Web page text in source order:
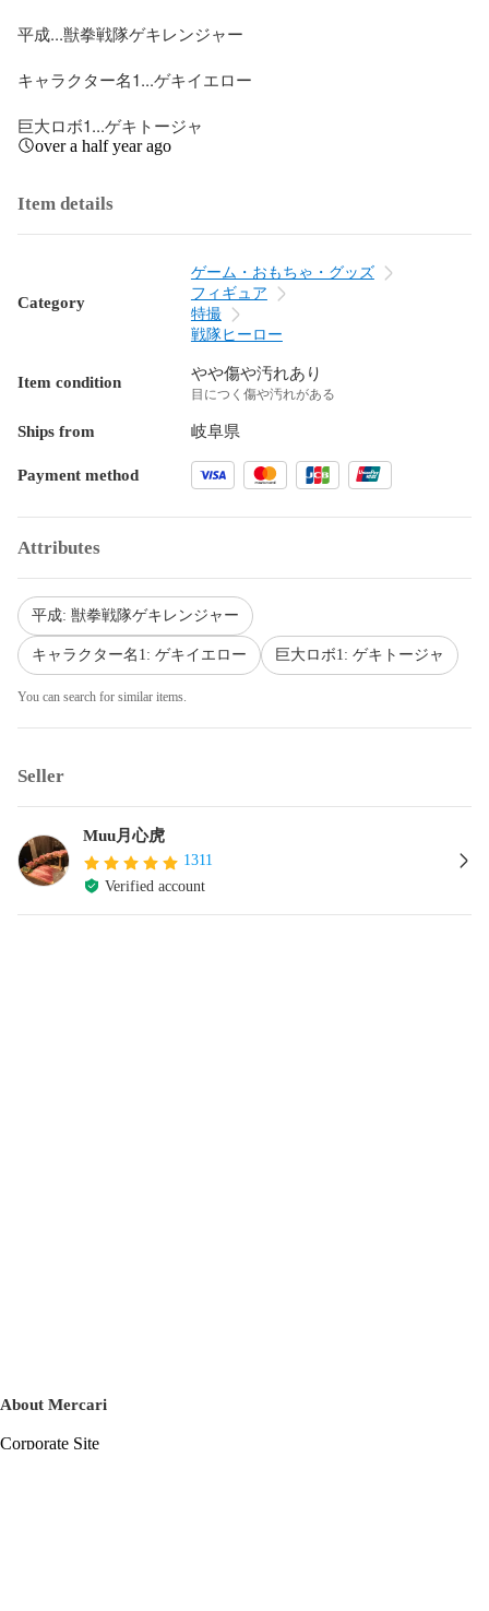
平成...獣拳戦隊ゲキレンジャー
キャラクター名1...ゲキイエロー
巨大ロボ1...ゲキトージャ
over a half year ago
Item details
Category
ゲーム・おもちゃ・グッズ
フィギュア
特撮
戦隊ヒーロー
Item condition やや傷や汚れあり
目につく傷や汚れがある
Ships from 岐阜県
Payment method
Attributes
平成: 獣拳戦隊ゲキレンジャー
キャラクター名1: ゲキイエロー 巨大ロボ1: ゲキトージャ
You can search for similar items.
Seller
Muu月心虎
1311
Verified account
About Mercari
Corporate Site